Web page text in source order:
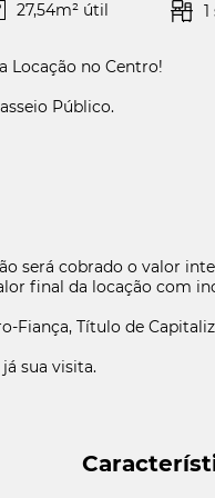
27,54m² útil
Locação no Centro!
Público.
será cobrado o valor
final da locação com
Fiança, Título de
sua visita.